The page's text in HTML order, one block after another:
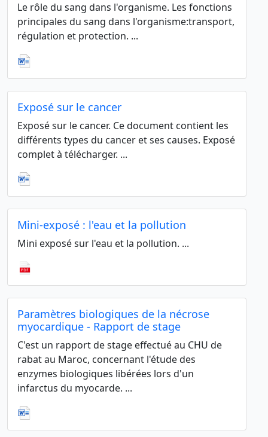
Le rôle du sang dans l'organisme. Les fonctions
principales du sang dans l'organisme:transport,
régulation et protection. ...
Exposé sur le cancer
Exposé sur le cancer. Ce document contient les
différents types du cancer et ses causes. Exposé
complet à télécharger. ...
Mini-exposé : l'eau et la pollution
Mini exposé sur l'eau et la pollution. ...
Paramètres biologiques de la nécrose
myocardique - Rapport de stage
C'est un rapport de stage effectué au CHU de
rabat au Maroc, concernant l'étude des
enzymes biologiques libérées lors d'un
infarctus du myocarde. ...